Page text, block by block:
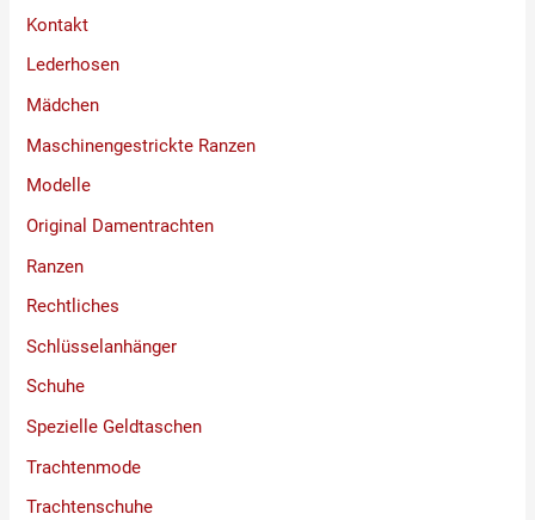
Kontakt
Lederhosen
Mädchen
Maschinengestrickte Ranzen
Modelle
Original Damentrachten
Ranzen
Rechtliches
Schlüsselanhänger
Schuhe
Spezielle Geldtaschen
Trachtenmode
Trachtenschuhe